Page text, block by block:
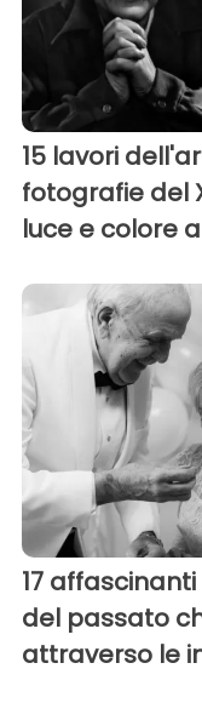
15 lavori
fotografie del
luce e colore
17
del passato
attraverso le